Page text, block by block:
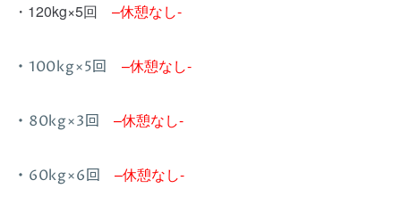
・120kg×5回 –休憩なし-
・100kg×5回 –休憩なし-
・80kg×3回 –休憩なし-
・60kg×6回 –休憩なし-